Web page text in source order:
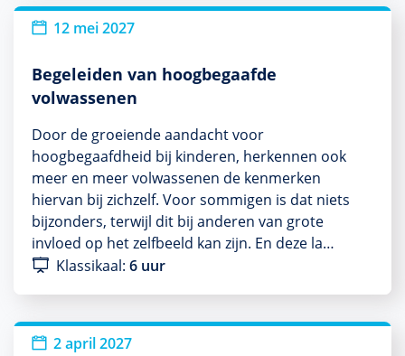
12 mei 2027
Begeleiden van hoogbegaafde
volwassenen
Door de groeiende aandacht voor
hoogbegaafdheid bij kinderen, herkennen ook
meer en meer volwassenen de kenmerken
hiervan bij zichzelf. Voor sommigen is dat niets
bijzonders, terwijl dit bij anderen van grote
invloed op het zelfbeeld kan zijn. En deze la…
Klassikaal: 6 uur
2 april 2027